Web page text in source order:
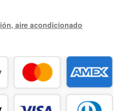
aire acondicionado